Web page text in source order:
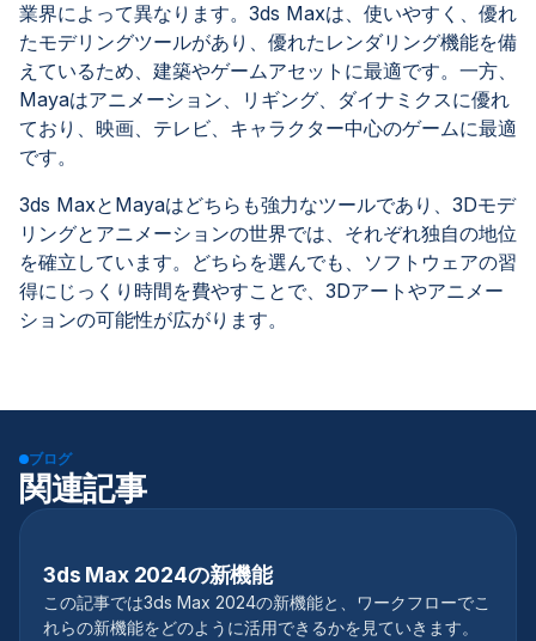
業界によって異なります。3ds Maxは、使いやすく、優れ
たモデリングツールがあり、優れたレンダリング機能を備
えているため、建築やゲームアセットに最適です。一方、
Mayaはアニメーション、リギング、ダイナミクスに優れ
ており、映画、テレビ、キャラクター中心のゲームに最適
です。
3ds MaxとMayaはどちらも強力なツールであり、3Dモデ
リングとアニメーションの世界では、それぞれ独自の地位
を確立しています。どちらを選んでも、ソフトウェアの習
得にじっくり時間を費やすことで、3Dアートやアニメー
ションの可能性が広がります。
ブログ
関連記事
3Dソフトウェア
3ds Max 2024の新機能
この記事では3ds Max 2024の新機能と、ワークフローでこ
れらの新機能をどのように活用できるかを見ていきます。